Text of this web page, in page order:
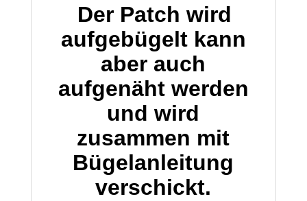
Der Patch wird
aufgebügelt kann
aber auch
aufgenäht werden
und wird
zusammen mit
Bügelanleitung
verschickt.